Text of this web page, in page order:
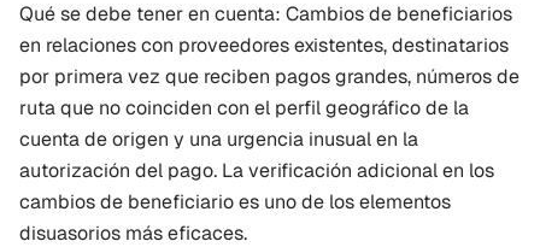
Qué se debe tener en cuenta: Cambios de beneficiarios
en relaciones con proveedores existentes, destinatarios
por primera vez que reciben pagos grandes, números de
ruta que no coinciden con el perfil geográfico de la
cuenta de origen y una urgencia inusual en la
autorización del pago. La verificación adicional en los
cambios de beneficiario es uno de los elementos
disuasorios más eficaces.